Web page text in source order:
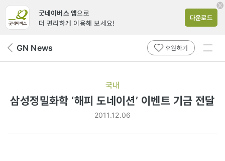
굿네이버스 앱으로
더 편리하게 이용해 보세요!
다운로드
뒤 GN News 후원하기
전체
국내
삼성정밀화학 ‘해피 도네이션’ 이벤트 기금 전달
2011.12.06